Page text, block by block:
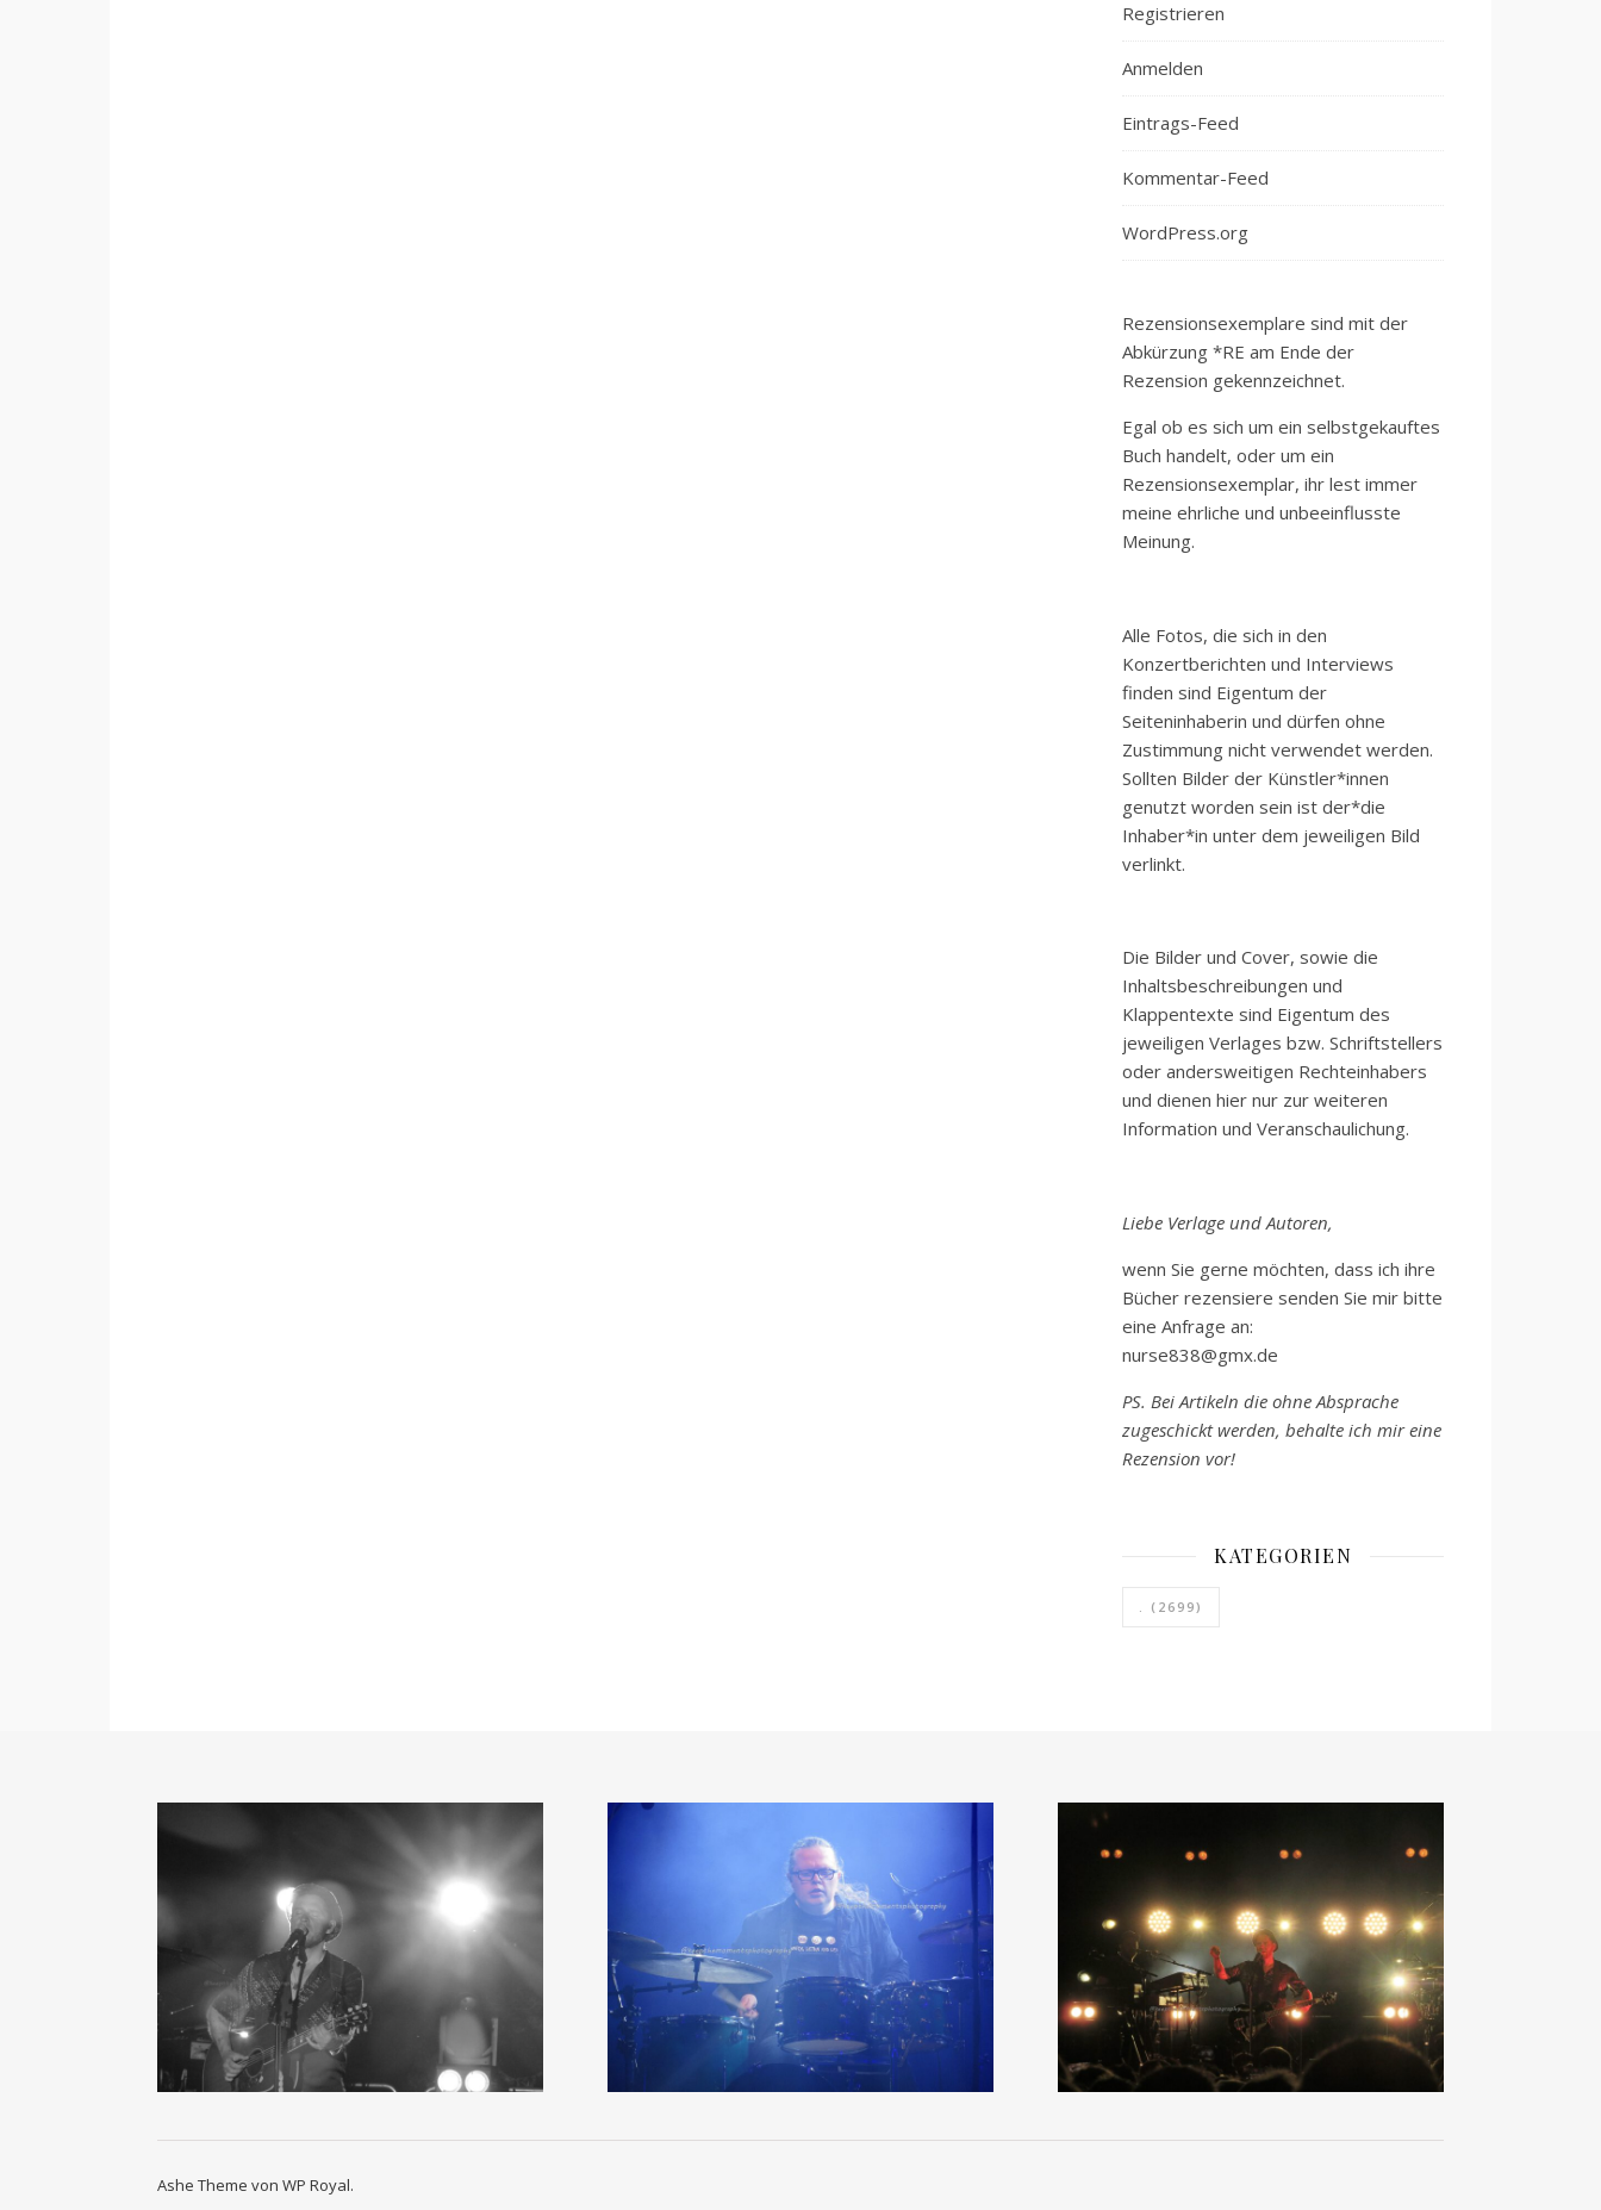
Registrieren
Anmelden
Eintrags-Feed
Kommentar-Feed
WordPress.org
Rezensionsexemplare sind mit der
Abkürzung *RE am Ende der
Rezension gekennzeichnet.
Egal ob es sich um ein selbstgekauftes
Buch handelt, oder um ein
Rezensionsexemplar, ihr lest immer
meine ehrliche und unbeeinflusste
Meinung.
Alle Fotos, die sich in den
Konzertberichten und Interviews
finden sind Eigentum der
Seiteninhaberin und dürfen ohne
Zustimmung nicht verwendet werden.
Sollten Bilder der Künstler*innen
genutzt worden sein ist der*die
Inhaber*in unter dem jeweiligen Bild
verlinkt.
Die Bilder und Cover, sowie die
Inhaltsbeschreibungen und
Klappentexte sind Eigentum des
jeweiligen Verlages bzw. Schriftstellers
oder andersweitigen Rechteinhabers
und dienen hier nur zur weiteren
Information und Veranschaulichung.
Liebe Verlage und Autoren,
wenn Sie gerne möchten, dass ich ihre
Bücher rezensiere senden Sie mir bitte
eine Anfrage an:
nurse838@gmx.de
PS. Bei Artikeln die ohne Absprache
zugeschickt werden, behalte ich mir eine
Rezension vor!
KATEGORIEN
. (2699)
Ashe Theme von WP Royal.